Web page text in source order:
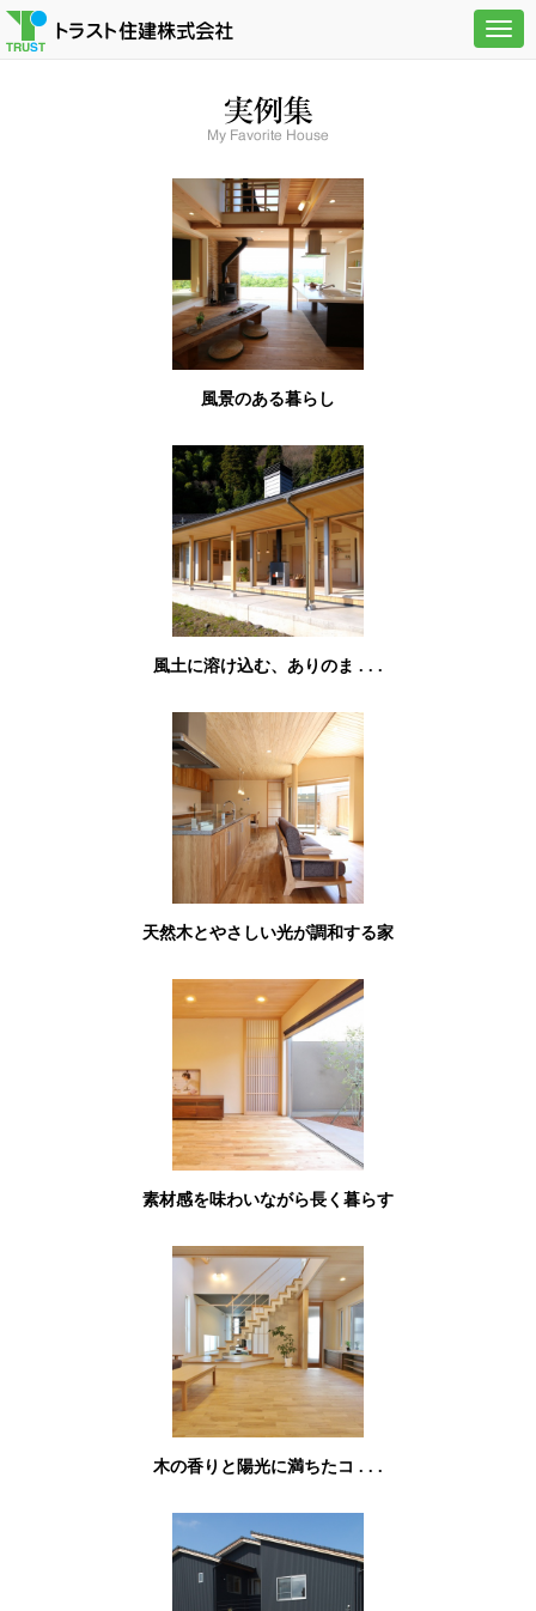
風景のある暮らし
風土に溶け込む、ありのま . . .
天然木とやさしい光が調和する家
素材感を味わいながら長く暮らす
木の香りと陽光に満ちたコ . . .